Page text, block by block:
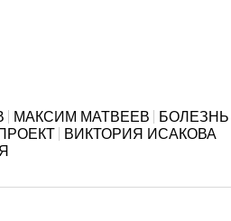
МАКСИМ МАТВЕЕВ
БОЛЕЗНЬ
ВИКТОРИЯ ИСАКОВА